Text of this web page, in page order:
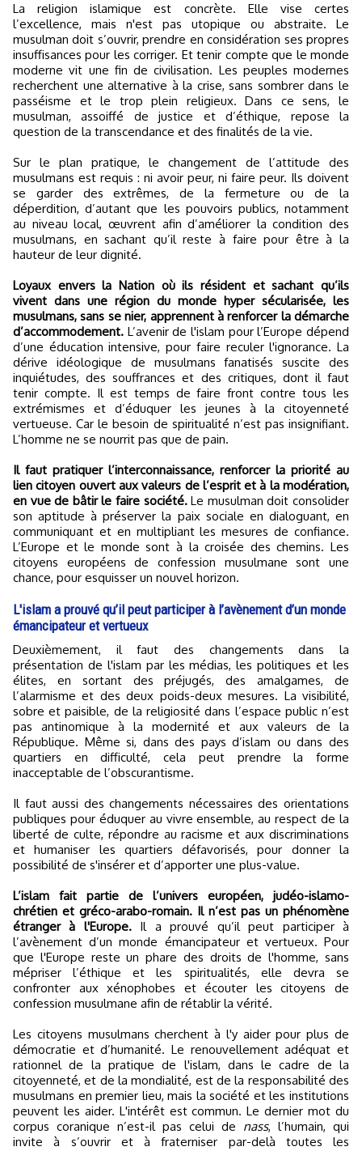
La religion islamique est concrète. Elle vise certes
l’excellence, mais n'est pas utopique ou abstraite. Le
musulman doit s’ouvrir, prendre en considération ses propres
insuffisances pour les corriger. Et tenir compte que le monde
moderne vit une fin de civilisation. Les peuples modernes
recherchent une alternative à la crise, sans sombrer dans le
passéisme et le trop plein religieux. Dans ce sens, le
musulman, assoiffé de justice et d’éthique, repose la
question de la transcendance et des finalités de la vie.
Sur le plan pratique, le changement de l’attitude des
musulmans est requis : ni avoir peur, ni faire peur. Ils doivent
se garder des extrêmes, de la fermeture ou de la
déperdition, d’autant que les pouvoirs publics, notamment
au niveau local, œuvrent afin d’améliorer la condition des
musulmans, en sachant qu’il reste à faire pour être à la
hauteur de leur dignité.
Loyaux envers la Nation où ils résident et sachant qu’ils
vivent dans une région du monde hyper sécularisée, les
musulmans, sans se nier, apprennent à renforcer la démarche
d’accommodement. L’avenir de l'islam pour l’Europe dépend
d’une éducation intensive, pour faire reculer l'ignorance. La
dérive idéologique de musulmans fanatisés suscite des
inquiétudes, des souffrances et des critiques, dont il faut
tenir compte. Il est temps de faire front contre tous les
extrémismes et d’éduquer les jeunes à la citoyenneté
vertueuse. Car le besoin de spiritualité n’est pas insignifiant.
L’homme ne se nourrit pas que de pain.
Il faut pratiquer l’interconnaissance, renforcer la priorité au
lien citoyen ouvert aux valeurs de l’esprit et à la modération,
en vue de bâtir le faire société.Le musulman doit consolider
son aptitude à préserver la paix sociale en dialoguant, en
communiquant et en multipliant les mesures de confiance.
L’Europe et le monde sont à la croisée des chemins. Les
citoyens européens de confession musulmane sont une
chance, pour esquisser un nouvel horizon.
L'islam a prouvé qu’il peut participer à l’avènement d’un monde
émancipateur et vertueux
Deuxièmement, il faut des changements dans la
présentation de l'islam par les médias, les politiques et les
élites, en sortant des préjugés, des amalgames, de
l’alarmisme et des deux poids-deux mesures. La visibilité,
sobre et paisible, de la religiosité dans l’espace public n’est
pas antinomique à la modernité et aux valeurs de la
République. Même si, dans des pays d’islam ou dans des
quartiers en difficulté, cela peut prendre la forme
inacceptable de l’obscurantisme.
Il faut aussi des changements nécessaires des orientations
publiques pour éduquer au vivre ensemble, au respect de la
liberté de culte, répondre au racisme et aux discriminations
et humaniser les quartiers défavorisés, pour donner la
possibilité de s'insérer et d’apporter une plus-value.
L’islam fait partie de l’univers européen, judéo-islamo-
chrétien et gréco-arabo-romain. Il n’est pas un phénomène
étranger à l'Europe.Il a prouvé qu’il peut participer à
l’avènement d’un monde émancipateur et vertueux. Pour
que l'Europe reste un phare des droits de l'homme, sans
mépriser l’éthique et les spiritualités, elle devra se
confronter aux xénophobes et écouter les citoyens de
confession musulmane afin de rétablir la vérité.
Les citoyens musulmans cherchent à l'y aider pour plus de
démocratie et d’humanité. Le renouvellement adéquat et
rationnel de la pratique de l'islam, dans le cadre de la
citoyenneté, et de la mondialité, est de la responsabilité des
musulmans en premier lieu, mais la société et les institutions
peuvent les aider. L'intérêt est commun. Le dernier mot du
corpus coranique n’est-il pas celui de nass, l’humain, qui
invite à s’ouvrir et à fraterniser par-delà toutes les